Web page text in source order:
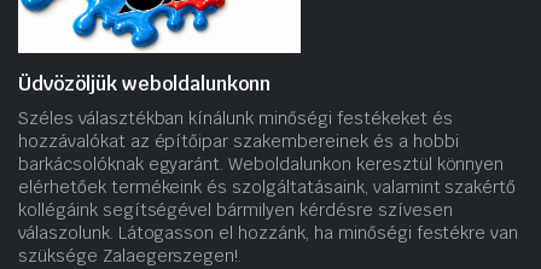
Üdvözöljük weboldalunkonn
Széles választékban kínálunk minőségi festékeket és
hozzávalókat az építőipar szakembereinek és a hobbi
barkácsolóknak egyaránt. Weboldalunkon keresztül könnyen
elérhetőek termékeink és szolgáltatásaink, valamint szakértő
kollégáink segítségével bármilyen kérdésre szívesen
válaszolunk. Látogasson el hozzánk, ha minőségi festékre van
szüksége Zalaegerszegen!.